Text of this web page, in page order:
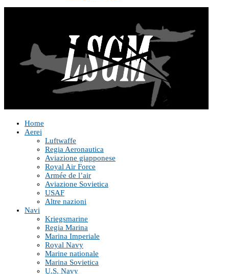
Home
Aerei
Luftwaffe
Regia Aeronautica
Aviazione giapponese
Royal Air Force
Armée de l’air
Aviazione Sovietica
USAF
Altre nazioni
Navi
Kriegsmarine
Regia Marina
Marina Imperiale
Royal Navy
Marine nationale
Marina Sovietica
U.S. Navy